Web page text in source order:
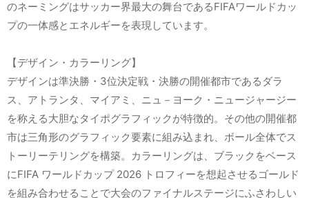
のネーミングはサッカー界最大の舞台であるFIFAワールドカッ
プの一体感とエネルギーを表現しています。
【デザイン・カラーリング】
デザインは準決勝・3位決定戦・決勝の開催都市であるダラ
ス、アトランタ、マイアミ、ニュ－ヨーク・ニュージャージー
を称える大胆なタイポグラフィックが特徴的。その他の開催都
市は三角形のグラフィック要素に組み込まれ、ボール全体でス
トーリーテリングを構築。カラーリングは、ブラックをベース
にFIFA ワールドカップ 2026 トロフィーを想起させるゴールド
を組み合わせることで大会のファイナルステージにふさわしい